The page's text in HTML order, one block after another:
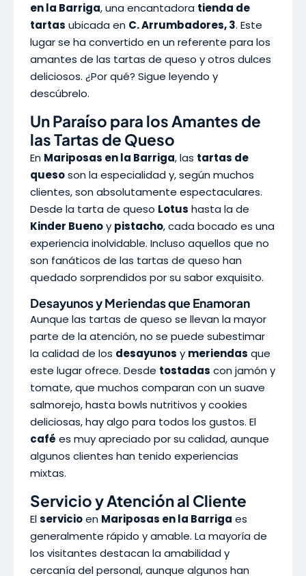
en la Barriga, una encantadora tienda de
tartas ubicada en C. Arrumbadores, 3. Este
lugar se ha convertido en un referente para los
amantes de las tartas de queso y otros dulces
deliciosos. ¿Por qué? Sigue leyendo y
descúbrelo.
Un Paraíso para los Amantes de
las Tartas de Queso
En Mariposas en la Barriga, las tartas de
quesoson la especialidad y, según muchos
clientes, son absolutamente espectaculares.
Desde la tarta de queso Lotus hasta la de
Kinder Buenoy pistacho, cada bocado es una
experiencia inolvidable. Incluso aquellos que no
son fanáticos de las tartas de queso han
quedado sorprendidos por su sabor exquisito.
Desayunos y Meriendas que Enamoran
Aunque las tartas de queso se llevan la mayor
parte de la atención, no se puede subestimar
la calidad de los desayunos y meriendas que
este lugar ofrece. Desde tostadas con jamón y
tomate, que muchos comparan con un suave
salmorejo, hasta bowls nutritivos y cookies
deliciosas, hay algo para todos los gustos. El
café es muy apreciado por su calidad, aunque
algunos clientes han tenido experiencias
mixtas.
Servicio y Atención al Cliente
Elservicioen Mariposas en la Barriga es
generalmente rápido y amable. La mayoría de
los visitantes destacan la amabilidad y
cercanía del personal, aunque algunos han